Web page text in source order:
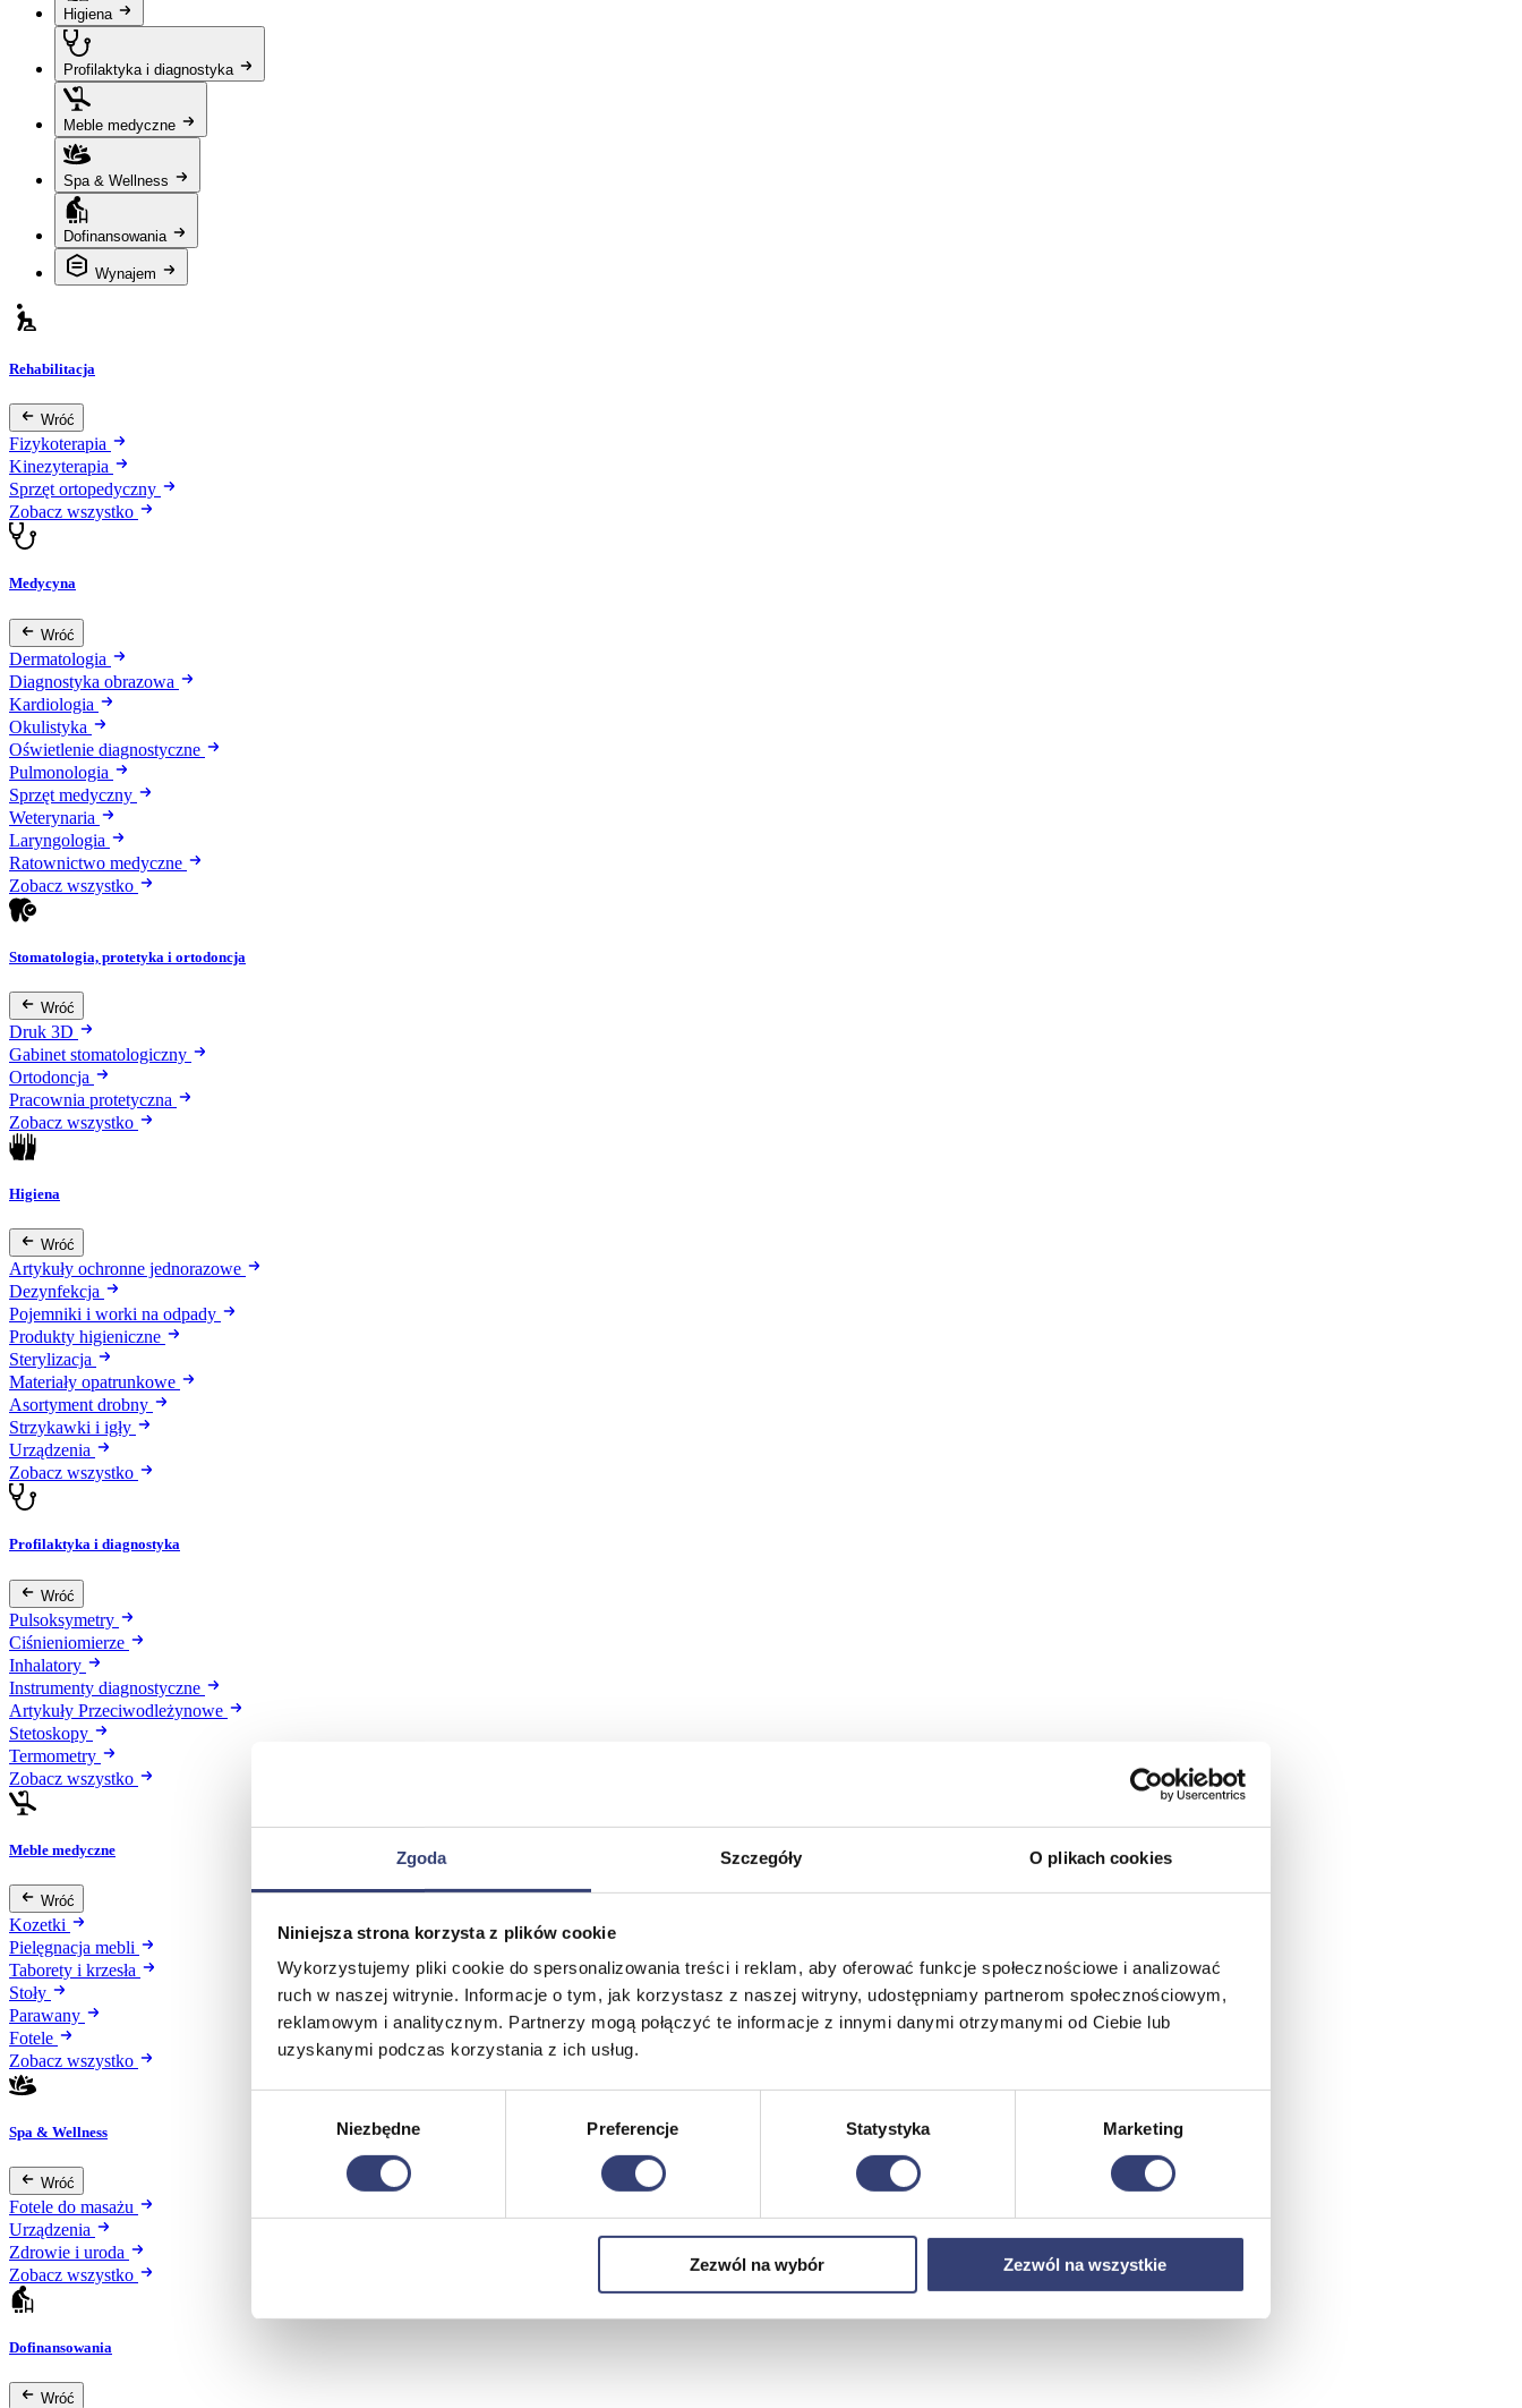
Zgoda Szczegóły O plikach cookies
Niniejsza strona korzysta z plików cookie
Wykorzystujemy pliki cookie do spersonalizowania treści i reklam, aby oferować funkcje społecznościowe i analizować
ruch w naszej witrynie. Informacje o tym, jak korzystasz z naszej witryny, udostępniamy partnerom społecznościowym,
reklamowym i analitycznym. Partnerzy mogą połączyć te informacje z innymi danymi otrzymanymi od Ciebie lub
uzyskanymi podczas korzystania z ich usług.
Niezbędne Preferencje Statystyka Marketing
Zezwól na wybór Zezwól na wszystkie
Higiena
Profilaktyka i diagnostyka
Meble medyczne
Spa & Wellness
Dofinansowania
Wynajem
Rehabilitacja
Wróć
Fizykoterapia
Kinezyterapia
Sprzęt ortopedyczny
Zobacz wszystko
Medycyna
Wróć
Dermatologia
Diagnostyka obrazowa
Kardiologia
Okulistyka
Oświetlenie diagnostyczne
Pulmonologia
Sprzęt medyczny
Weterynaria
Laryngologia
Ratownictwo medyczne
Zobacz wszystko
Stomatologia, protetyka i ortodoncja
Wróć
Druk 3D
Gabinet stomatologiczny
Ortodoncja
Pracownia protetyczna
Zobacz wszystko
Higiena
Wróć
Artykuły ochronne jednorazowe
Dezynfekcja
Pojemniki i worki na odpady
Produkty higieniczne
Sterylizacja
Materiały opatrunkowe
Asortyment drobny
Strzykawki i igły
Urządzenia
Zobacz wszystko
Profilaktyka i diagnostyka
Wróć
Pulsoksymetry
Ciśnieniomierze
Inhalatory
Instrumenty diagnostyczne
Artykuły Przeciwodleżynowe
Stetoskopy
Termometry
Zobacz wszystko
Meble medyczne
Wróć
Kozetki
Pielęgnacja mebli
Taborety i krzesła
Stoły
Parawany
Fotele
Zobacz wszystko
Spa & Wellness
Wróć
Fotele do masażu
Urządzenia
Zdrowie i uroda
Zobacz wszystko
Dofinansowania
Wróć